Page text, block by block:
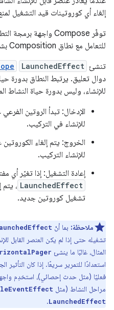
إلغاء أي كوروتينات قيد التشغيل
توفّر Compose واجهة برمجة التطبيقات
للتعامل مع نطاق Composition بشكل تعريفي.
تنشئ LaunchedEffect
دوال تعليق. يرتبط النطاق بدورة
للإنشاء، وليس بدورة حياة النشاط
الإدخال: تبدأ الروتين
للإنشاء في التركيب.
الخروج: يتم إلغاء الكوروتين
للإنشاء التركيب.
إعادة التشغيل: إذا تغيّر أي
LaunchedEffect ، يتم
تشغيل كوروتين جديد.
ملاحظة: بما أنّ
تشغيله حتى إذا لم يكن العنصر القابل
المثال، غالبًا ما ينشئ
استعدادًا للتمرير سريعًا. إذا كان
فعليًا (مثل حدث إحصائي)، استخدِم
مراحل النشاط (مثل
LaunchedEffect
.